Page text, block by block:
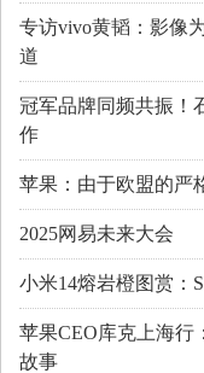
专访vivo黄韬：影像
道
冠军品牌同频共振！
作
苹果：由于欧盟的严
2025网易未来大会
小米14熔岩橙图赏：
苹果CEO库克上海行
故事